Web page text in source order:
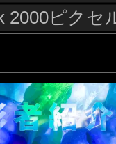
2000ピクセ